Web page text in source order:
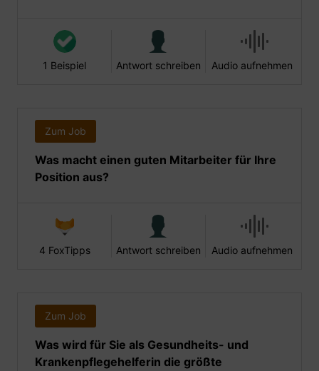
1 Beispiel Antwort schreiben Audio aufnehmen
Zum Job
Was macht einen guten Mitarbeiter für Ihre
Position aus?
4 FoxTipps Antwort schreiben Audio aufnehmen
Zum Job
Was wird für Sie als Gesundheits- und
Krankenpflegehelferin die größte